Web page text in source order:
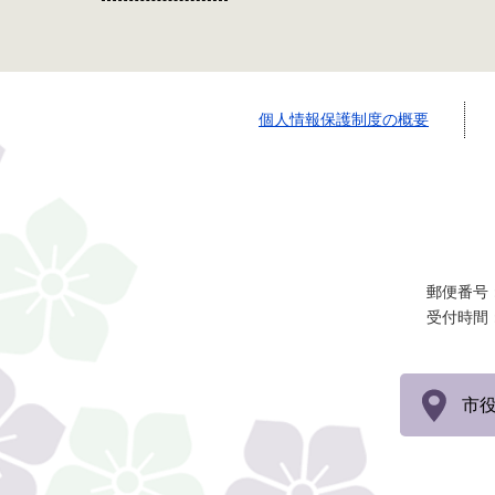
個人情報保護制度の概要
郵便番号
受付時間
市